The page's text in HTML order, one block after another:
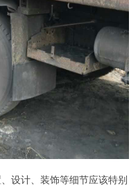
设计、装饰等细节应该特别